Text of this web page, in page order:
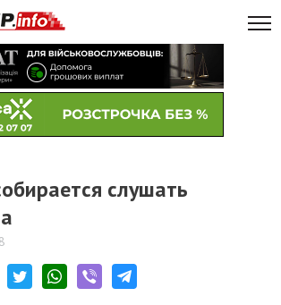
слушать